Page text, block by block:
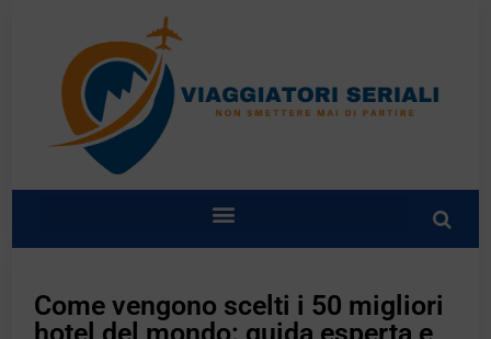
Come vengono scelti i 50 migliori